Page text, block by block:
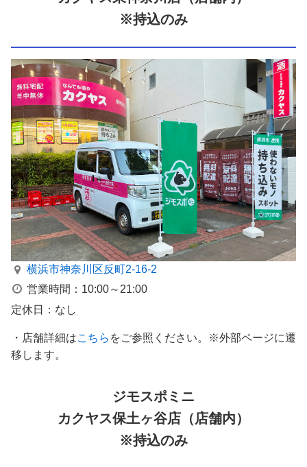
※持込のみ
横浜市神奈川区反町2-16-2
営業時間：10:00～21:00
定休日：なし
・店舗詳細はこちら をご参照ください。※外部ページに遷
移します。
ジモスポミニ
カクヤス保土ヶ谷店（店舗内）
※持込のみ